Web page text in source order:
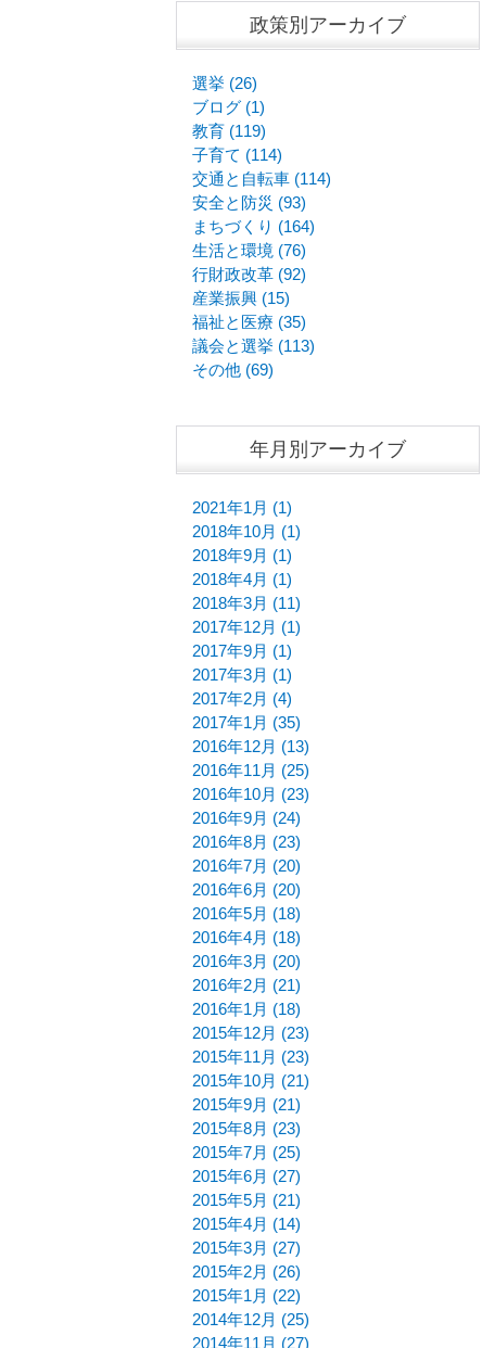
政策別アーカイブ
選挙 (26)
ブログ (1)
教育 (119)
子育て (114)
交通と自転車 (114)
安全と防災 (93)
まちづくり (164)
生活と環境 (76)
行財政改革 (92)
産業振興 (15)
福祉と医療 (35)
議会と選挙 (113)
その他 (69)
年月別アーカイブ
2021年1月 (1)
2018年10月 (1)
2018年9月 (1)
2018年4月 (1)
2018年3月 (11)
2017年12月 (1)
2017年9月 (1)
2017年3月 (1)
2017年2月 (4)
2017年1月 (35)
2016年12月 (13)
2016年11月 (25)
2016年10月 (23)
2016年9月 (24)
2016年8月 (23)
2016年7月 (20)
2016年6月 (20)
2016年5月 (18)
2016年4月 (18)
2016年3月 (20)
2016年2月 (21)
2016年1月 (18)
2015年12月 (23)
2015年11月 (23)
2015年10月 (21)
2015年9月 (21)
2015年8月 (23)
2015年7月 (25)
2015年6月 (27)
2015年5月 (21)
2015年4月 (14)
2015年3月 (27)
2015年2月 (26)
2015年1月 (22)
2014年12月 (25)
2014年11月 (27)